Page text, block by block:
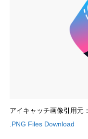
アイキャッチ画像引用元：
.PNG Files Download